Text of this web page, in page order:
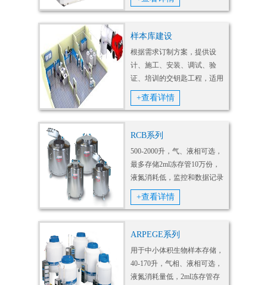
输入可预先定义温度时间，可
实验用的安瓿和包装袋的温度
样本库建设
根据需求订制方案，提供设
计、施工、安装、调试、验
证、培训的交钥匙工程，适用
于不同领域，不同类型的样本
库。
+查看详情
RCB系列
500-2000升，气、液相可选，
最多存储2ml冻存管10万份，
液氮消耗低，监控和数据记录
完备，安全坚固，样本库首
选。
+查看详情
ARPEGE系列
用于中小体积生物样本存储，
40-170升，气相、液相可选，
液氮消耗量低，2ml冻存管存